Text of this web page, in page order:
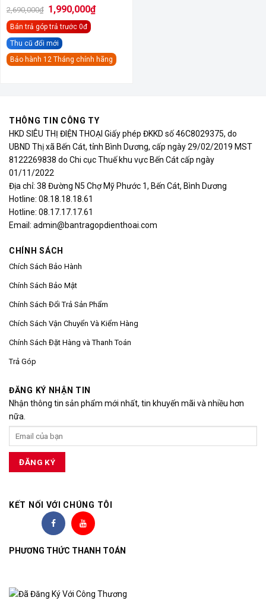
2,690,000₫ Giá
gốc
là:
2,690,000₫.
1,990,000₫Giá
hiện
Bán trả góptrả trước 0đ
Thu cũ đổi mới
Bảo hành 12 Tháng chính hãng
THÔNG TIN CÔNG TY
HKD SIÊU THỊ ĐIỆN THOẠI Giấy phép ĐKKD số 46C8029375, do
UBND Thị xã Bến Cát, tỉnh Bình Dương, cấp ngày 29/02/2019 MST
8122269838 do Chi cục Thuế khu vực Bến Cát cấp ngày
01/11/2022
Địa chỉ: 38 Đường N5 Chợ Mỹ Phước 1, Bến Cát, Bình Dương
Hotline: 08.18.18.18.61
Hotline: 08.17.17.17.61
Email: admin@bantragopdienthoai.com
CHÍNH SÁCH
Chích Sách Bảo Hành
Chính Sách Bảo Mật
Chính Sách Đổi Trả Sản Phẩm
Chích Sách Vận Chuyển Và Kiểm Hàng
Chính Sách Đặt Hàng và Thanh Toán
Trả Góp
ĐĂNG KÝ NHẬN TIN
Nhận thông tin sản phẩm mới nhất, tin khuyến mãi và nhiều hơn
nữa.
KẾT NỐI VỚI CHÚNG TÔI
PHƯƠNG THỨC THANH TOÁN